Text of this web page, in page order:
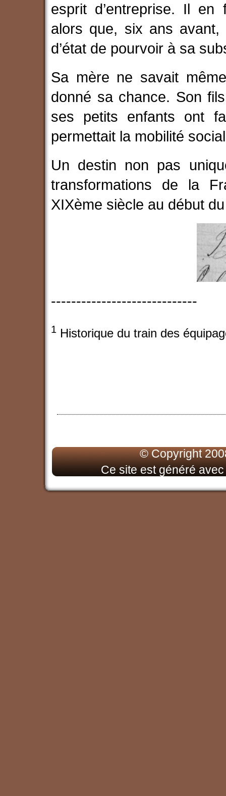
esprit d’entreprise. Il
alors que, six ans avant,
d’état de pourvoir à sa
Sa mère ne savait
donné sa chance. Son
ses petits enfants ont
permettait la mobilité
Un destin non pas
transformations de la
XIXème siècle au début
-----------------------------
1 Historique du train des
© Copyright
Ce site est généré